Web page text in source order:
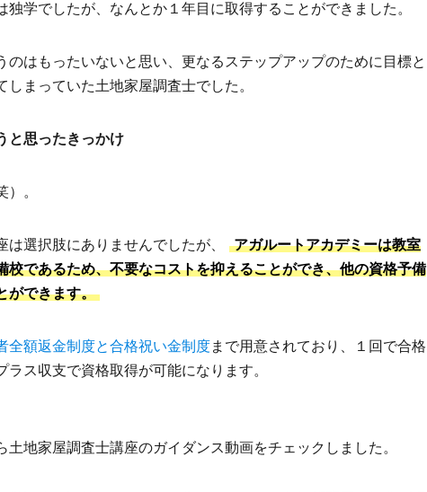
学でしたが、なんとか１年目に取得することができました。
はもったいないと思い、更なるステップアップのために目標と
まっていた土地家屋調査士でした。
と思ったきっかけ
。
選択肢にありませんでしたが、
アガルートアカデミーは教室
校であるため、不要なコストを抑えることができ、他の資格予備
ができます。
全額返金制度と合格祝い金制度まで用意されており、１回で合格
ス収支で資格取得が可能になります。
地家屋調査士講座のガイダンス動画をチェックしました。